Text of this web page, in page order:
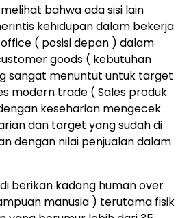
bahwa ada sisi lain
kehidupan dalam bekerja
( posisi depan ) dalam
goods ( kebutuhan
sangat menuntut untuk target
modern trade ( Sales produk
keseharian mengecek
dan target yang sudah di
dengan nilai penjualan dalam
berikan kadang human over
manusia ) terutama fisik